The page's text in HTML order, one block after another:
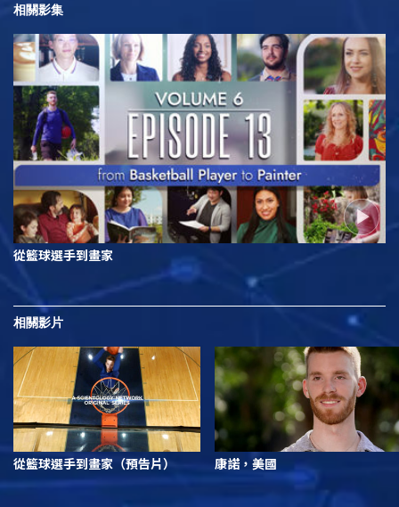
相關影集
從籃球選手到畫家
相關影片
從籃球選手到畫家（預告片） 康諾，美國